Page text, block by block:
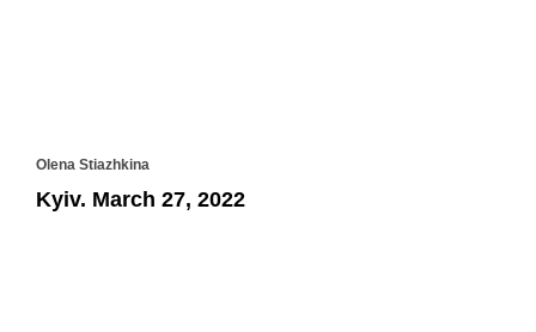
Olena Stiazhkina
Kyiv. March 27, 2022